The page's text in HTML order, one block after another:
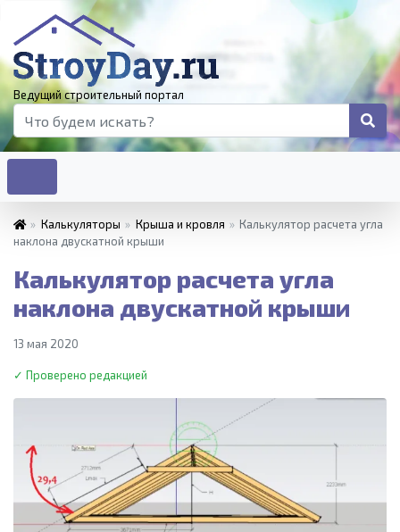
Ведущий строительный портал
» Калькуляторы » Крыша и кровля » Калькулятор расчета угла
наклона двускатной крыши
Калькулятор расчета угла
наклона двускатной крыши
13 мая 2020
✓ Проверено редакцией